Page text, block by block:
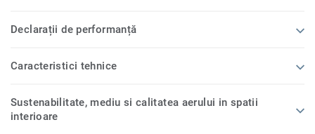
Declarații de performanță
Caracteristici tehnice
Sustenabilitate, mediu si calitatea aerului in spatii
interioare